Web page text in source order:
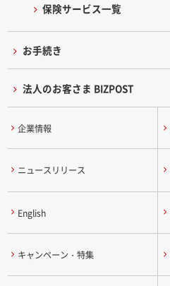
保険サービス一覧
お手続き
法人のお客さま BIZPOST
企業情報
ニュースリリース
English
キャンペーン・特集